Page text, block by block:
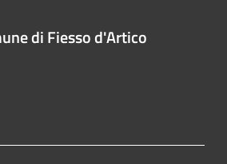
di Fiesso d'Artico